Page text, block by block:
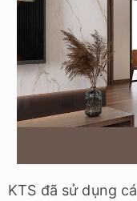
KTS đã sử dụng